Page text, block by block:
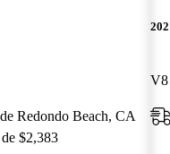
Redondo Beach, CA
$2,383